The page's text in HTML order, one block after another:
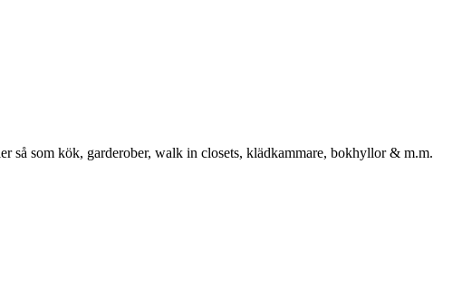
så som kök, garderober, walk in closets, klädkammare, bokhyllor & m.m.